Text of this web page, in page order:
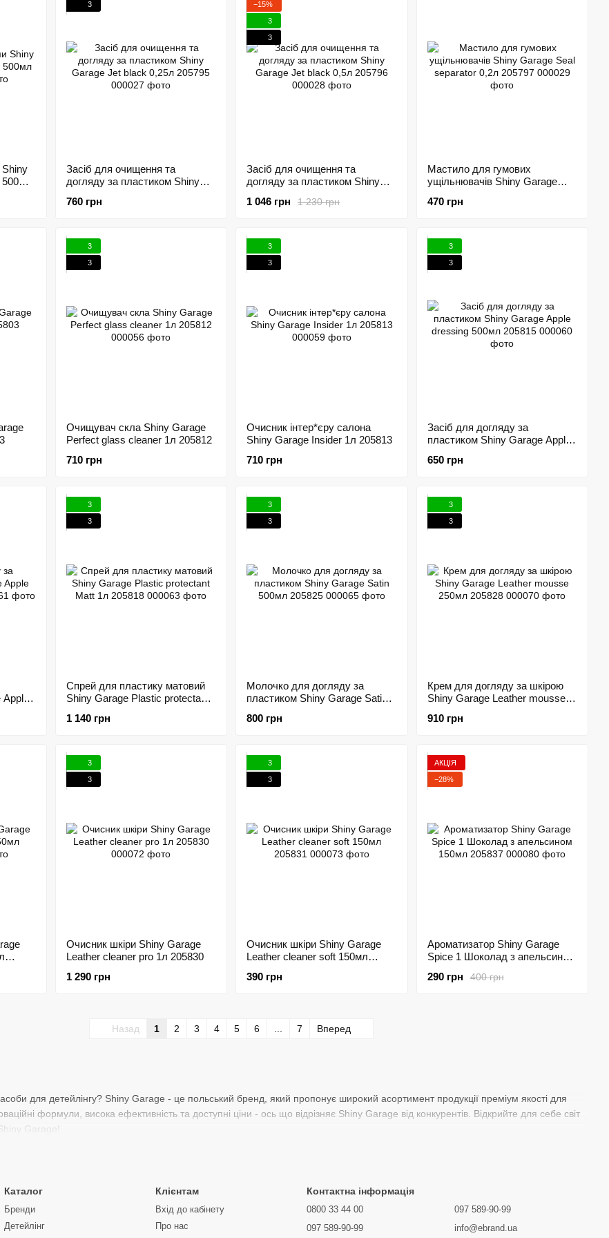
для детейлінгу? Shiny Garage - це польський бренд, який пропонує широкий асортимент продукції преміум якості для
формули, висока ефективність та доступні ціни - ось що відрізняє Shiny Garage від конкурентів. Відкрийте для себе світ
Garage!
Shiny
3
Засіб для очищення та
догляду за пластиком Shiny
760 грн
−15%
3
3
Засіб для очищення та
догляду за пластиком Shiny
1 230 грн
1 046 грн
Мастило для гумових
ущільнювачів Shiny Garage
470 грн
3
3
Очищувач скла Shiny Garage
Perfect glass cleaner 1л 205812
710 грн
3
3
Очисник інтер*єру салона
Shiny Garage Insider 1л 205813
710 грн
3
3
Засіб для догляду за
пластиком Shiny Garage Apple
650 грн
Apple
3
3
Спрей для пластику матовий
Shiny Garage Plastic protectant
1 140 грн
3
3
Молочко для догляду за
пластиком Shiny Garage Satin
800 грн
3
3
Крем для догляду за шкірою
Shiny Garage Leather mousse
910 грн
3
3
Очисник шкіри Shiny Garage
Leather cleaner pro 1л 205830
1 290 грн
3
3
Очисник шкіри Shiny Garage
Leather cleaner soft 150мл
390 грн
АКЦІЯ
−28%
Ароматизатор Shiny Garage
Spice 1 Шоколад з апельсином
400 грн
290 грн
Назад 1 2 3 4 5 6 7 Вперед
Каталог
Бренди
Детейлінг
Клієнтам
Вхід до кабінету
Про нас
Контактна інформація
0800 33 44 00
097 589-90-99
097 589-90-99
info@ebrand.ua